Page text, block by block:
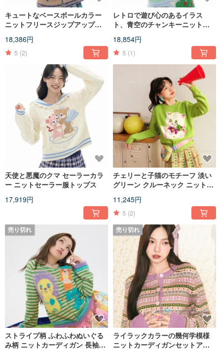
キュートなベースボールカラー
ニットフリースジップアップカ
ターアウター
18,386円
5 (2)
レトロで遊び心のあるイラス
ト、青空のチャンキーニットカ
18,854円
5 (1)
天使と悪魔のクマ セーラーカラ
ー ニットセーラー服トップス
17,919円
チェリーと子猫のモチーフ 淡い
グリーン クルーネック ニットカ
11,245円
5 (2)
売り切れ
ストライプ柄 ふわふわぬいぐる
み柄 ニットカーディガン 長袖ア
売り切れ
ライラックカラーの幾何学模様
ニットカーディガンセットアッ